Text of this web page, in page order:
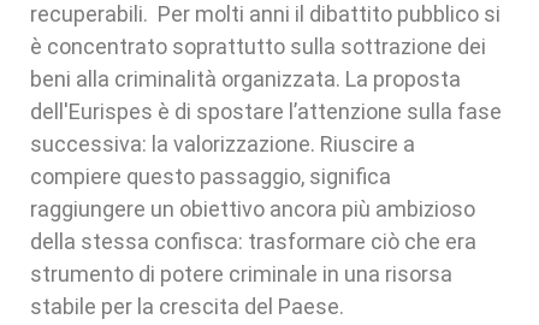
recuperabili. Per molti anni il dibattito pubblico si
è concentrato soprattutto sulla sottrazione dei
beni alla criminalità organizzata. La proposta
dell'Eurispes è di spostare l’attenzione sulla fase
successiva: la valorizzazione. Riuscire a
compiere questo passaggio, significa
raggiungere un obiettivo ancora più ambizioso
della stessa confisca: trasformare ciò che era
strumento di potere criminale in una risorsa
stabile per la crescita del Paese.